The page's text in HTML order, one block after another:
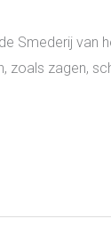
Smederij
zoals zagen,